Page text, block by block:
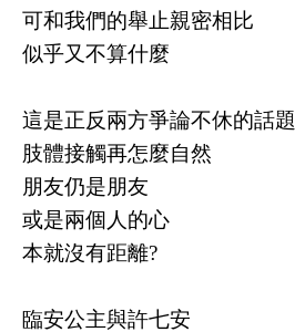
可和我們的舉止親密相比
似乎又不算什麼
這是正反兩方爭論不休的話題
肢體接觸再怎麼自然
朋友仍是朋友
或是兩個人的心
本就沒有距離?
臨安公主與許七安